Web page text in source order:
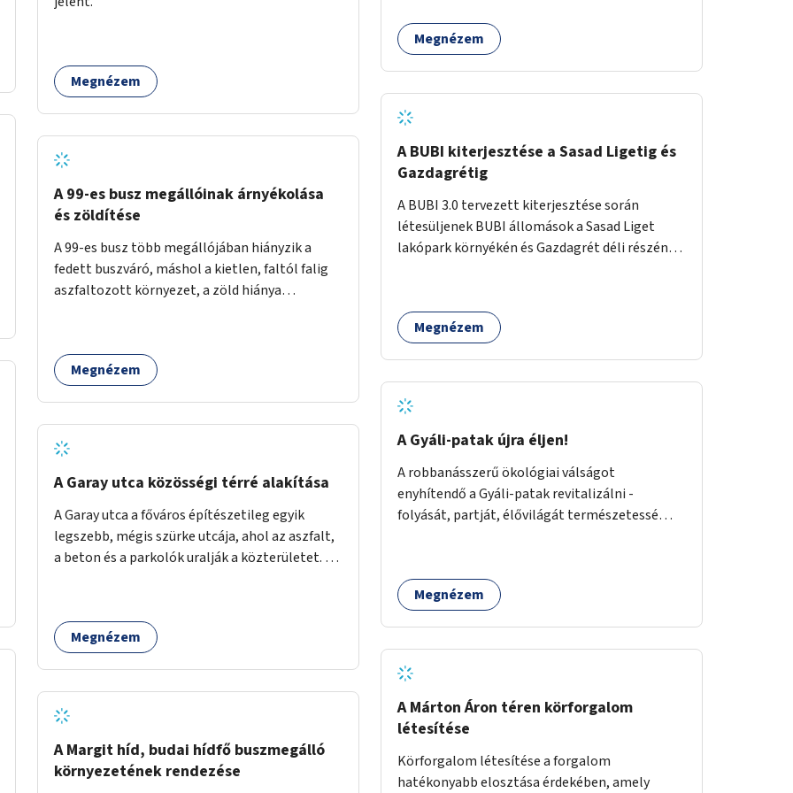
időszakokban zsúfolt 5-ös autóbusz
Megnézem
A 99-es busz megállóinak árnyékolása
és zöldítése
A 99-es busz több megállójában hiányzik a
fedett buszváró, máshol a kietlen, faltól falig
aszfaltozott környezet, a zöld hiánya
zöldítéssel is össze lehetne kötni: ahol
megoldható, ott az utasváróra vagy akár
megállókat.
Megnézem
A Garay utca közösségi térré alakítása
A Garay utca a főváros építészetileg egyik
legszebb, mégis szürke utcája, ahol az aszfalt,
a beton és a parkolók uralják a közterületet. Az
közösségbarát terület létrehozásának. A
szakaszon a parkolás átszervezésével
sakkasztal és egy lábbal tekerhető
mobiltöltőpont tennék kellemesebbé (és
hűvösebbé) a környéken lakók és az arra járók
mindennapjait.
Megnézem
A Margit híd, budai hídfő buszmegálló
környezetének rendezése
alkalmas lenne egy nagy biodiverzitású hosszú
kert kialakítására, több szintű növényzettel,
Megnézem
A BUBI kiterjesztése a Sasad Ligetig és
Gazdagrétig
A BUBI 3.0 tervezett kiterjesztése során
létesüljenek BUBI állomások a Sasad Liget
lakópark környékén és Gazdagrét déli részén
Megnézem
A Gyáli-patak újra éljen!
A robbanásszerű ökológiai válságot
enyhítendő a Gyáli-patak revitalizálni -
folyását, partját, élővilágát természetessé
terhelt módon. Élő kapcsolatot létrehozni
Soroksár és a patak között, illetve a
vezetésével.
Megnézem
A Márton Áron téren körforgalom
létesítése
Körforgalom létesítése a forgalom
hatékonyabb elosztása érdekében, amely